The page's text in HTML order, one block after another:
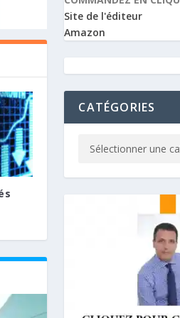
Site de l'éditeur
Amazon
CATÉGORIES